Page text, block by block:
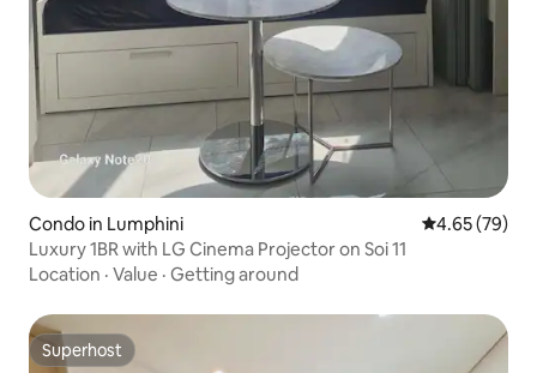
Condo in Lumphini 4.65 out of 5
4.65 (79)
Luxury 1BR with LG Cinema Projector on Soi 11
Location · Value · Getting around
Superhost
Superhost